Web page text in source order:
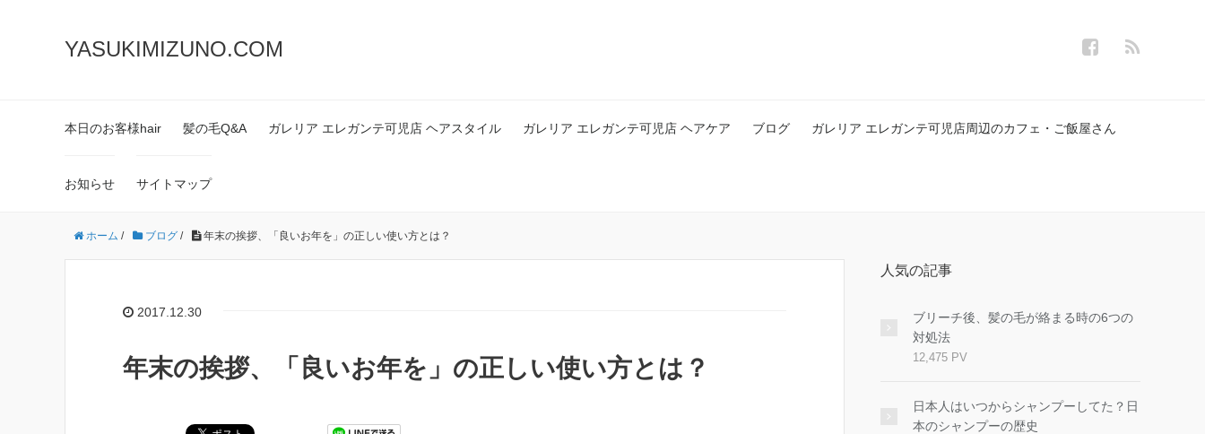
YASUKIMIZUNO.COM
本日のお客様hair 髪の毛Q&A ガレリア エレガンテ可児店 ヘアスタイル ガレリア エレガンテ可児店 ヘアケア ブログ ガレリア エレガンテ可児店周辺のカフェ・ご飯屋さん
お知らせ サイトマップ
ホーム / ブログ / 年末の挨拶、「良いお年を」の正しい使い方とは？
2017.12.30
年末の挨拶、「良いお年を」の正しい使い方とは？
人気の記事
ブリーチ後、髪の毛が絡まる時の6つの
対処法
12,475 PV
日本人はいつからシャンプーしてた？日
本のシャンプーの歴史